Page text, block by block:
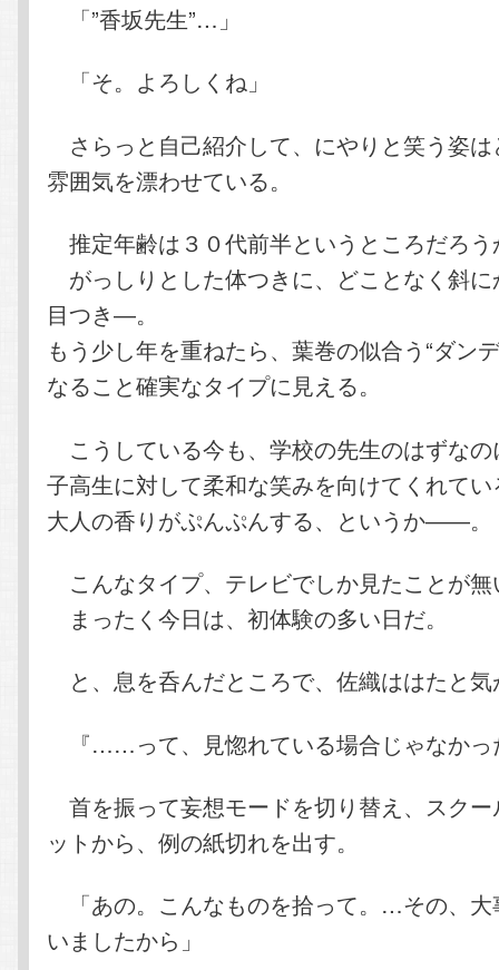
「”香坂先生”…」
「そ。よろしくね」
さらっと自己紹介して、にやりと笑う姿
雰囲気を漂わせている。
推定年齢は３０代前半というところだろう
がっしりとした体つきに、どことなく斜
目つき―。
もう少し年を重ねたら、葉巻の似合う“ダン
なること確実なタイプに見える。
こうしている今も、学校の先生のはずな
子高生に対して柔和な笑みを向けてくれて
大人の香りがぷんぷんする、というか――。
こんなタイプ、テレビでしか見たことが無
まったく今日は、初体験の多い日だ。
と、息を呑んだところで、佐織ははたと
『……って、見惚れている場合じゃなかっ
首を振って妄想モードを切り替え、スク
ットから、例の紙切れを出す。
「あの。こんなものを拾って。…その、大
いましたから」